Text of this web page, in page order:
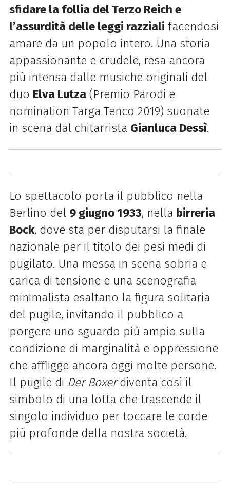
sfidare la follia del Terzo Reich e
l’assurdità delle leggi razziali facendosi
amare da un popolo intero. Una storia
appassionante e crudele, resa ancora
più intensa dalle musiche originali del
duo Elva Lutza(Premio Parodi e
nomination Targa Tenco 2019) suonate
in scena dal chitarrista Gianluca Dessì.
Lo spettacolo porta il pubblico nella
Berlino del 9 giugno 1933, nella birreria
Bock, dove sta per disputarsi la finale
nazionale per il titolo dei pesi medi di
pugilato. Una messa in scena sobria e
carica di tensione e una scenografia
minimalista esaltano la figura solitaria
del pugile, invitando il pubblico a
porgere uno sguardo più ampio sulla
condizione di marginalità e oppressione
che affligge ancora oggi molte persone.
Il pugile di Der Boxerdiventa così il
simbolo di una lotta che trascende il
singolo individuo per toccare le corde
più profonde della nostra società.